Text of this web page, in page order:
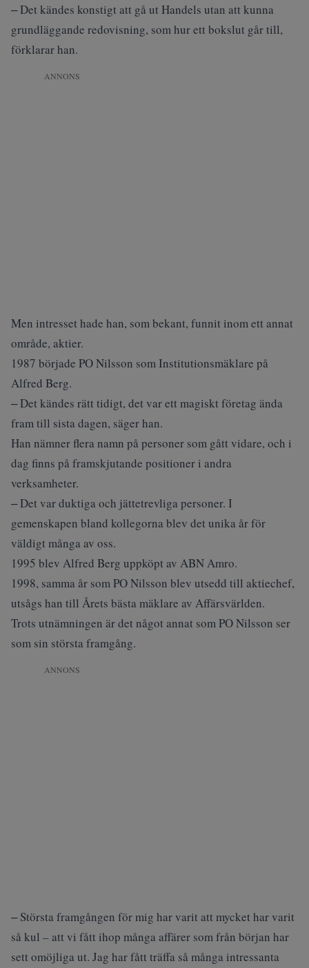
‒ Det kändes konstigt att gå ut Handels utan att kunna
grundläggande redovisning, som hur ett bokslut går till,
förklarar han.
ANNONS
Men intresset hade han, som bekant, funnit inom ett annat
område, aktier.
1987 började PO Nilsson som Institutionsmäklare på
Alfred Berg.
‒ Det kändes rätt tidigt, det var ett magiskt företag ända
fram till sista dagen, säger han.
Han nämner flera namn på personer som gått vidare, och i
dag finns på framskjutande positioner i andra
verksamheter.
‒ Det var duktiga och jättetrevliga personer. I
gemenskapen bland kollegorna blev det unika år för
väldigt många av oss.
1995 blev Alfred Berg uppköpt av ABN Amro.
1998, samma år som PO Nilsson blev utsedd till aktiechef,
utsågs han till Årets bästa mäklare av Affärsvärlden.
Trots utnämningen är det något annat som PO Nilsson ser
som sin största framgång.
ANNONS
‒ Största framgången för mig har varit att mycket har varit
så kul – att vi fått ihop många affärer som från början har
sett omöjliga ut. Jag har fått träffa så många intressanta